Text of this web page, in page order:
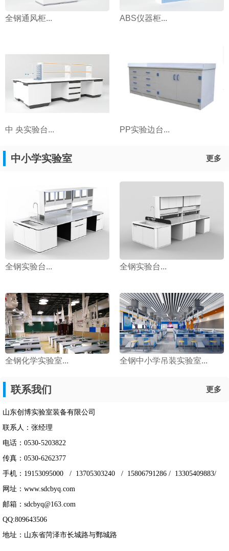
全钢通风柜... ABS仪器柜...
中 央实验台... PP实验边台...
中小学实验室 更多
全钢实验台... 全钢实验台...
全钢化学实验室... 全钢中小学吊装实验室...
联系我们 更多
山东创博实验室装备有限公司
联系人：张经理
电话：0530-5203822
传真：0530-6262377
手机：19153095000 / 13705303240 / 15806791286 / 13305409883/
网址：www.sdcbyq.com
邮箱：sdcbyq@163.com
QQ:809643506
地址：山东省菏泽市长城路与鄄城路